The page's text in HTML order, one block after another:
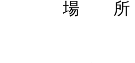
場 所：
【セ